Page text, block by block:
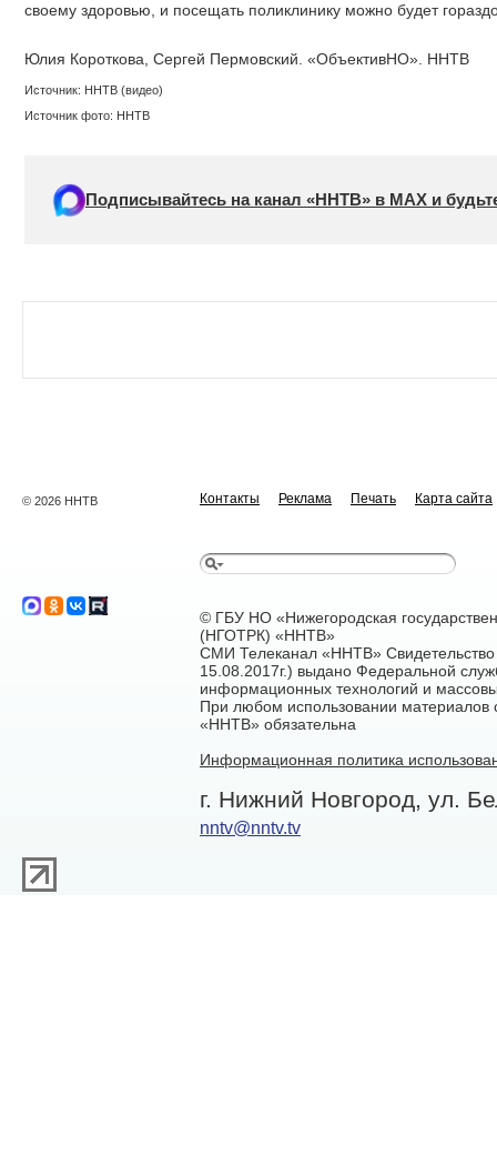
своему здоровью, и посещать поликлинику можно будет
Юлия Короткова, Сергей Пермовский. «ОбъективНО». ННТВ
Источник: ННТВ (видео)
Источник фото: ННТВ
Подписывайтесь на канал «ННТВ» в МАХ и
© 2026 ННТВ Контакты Реклама Печать Карта сайта
© ГБУ НО «Нижегородская
(НГОТРК) «ННТВ»
СМИ Телеканал «ННТВ»
15.08.2017г.) выдано Федеральной
информационных технологий и
При любом использовании материалов
«ННТВ» обязательна
Информационная политика
г. Нижний Новгород, ул.
nntv@nntv.tv